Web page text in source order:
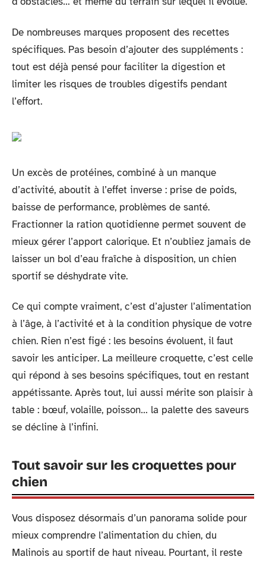
De nombreuses marques proposent des recettes
spécifiques. Pas besoin d’ajouter des suppléments :
tout est déjà pensé pour faciliter la digestion et
limiter les risques de troubles digestifs pendant
l’effort.
Un excès de protéines, combiné à un manque
d’activité, aboutit à l’effet inverse : prise de poids,
baisse de performance, problèmes de santé.
Fractionner la ration quotidienne permet souvent de
mieux gérer l’apport calorique. Et n’oubliez jamais de
laisser un bol d’eau fraîche à disposition, un chien
sportif se déshydrate vite.
Ce qui compte vraiment, c’est d’ajuster l’alimentation
à l’âge, à l’activité et à la condition physique de votre
chien. Rien n’est figé : les besoins évoluent, il faut
savoir les anticiper. La meilleure croquette, c’est celle
qui répond à ses besoins spécifiques, tout en restant
appétissante. Après tout, lui aussi mérite son plaisir à
table : bœuf, volaille, poisson… la palette des saveurs
se décline à l’infini.
Tout savoir sur les croquettes pour
chien
Vous disposez désormais d’un panorama solide pour
mieux comprendre l’alimentation du chien, du
Malinois au sportif de haut niveau. Pourtant, il reste